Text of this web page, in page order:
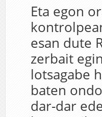
Eta egon
esan dute
zerbait
lotsagabe
baten
dar-dar